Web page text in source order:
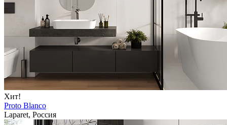
Хит!
Proto Blanco
Laparet, Россия